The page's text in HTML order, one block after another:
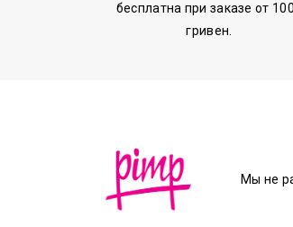
бесплатна при заказе от
гривен.
Мы не